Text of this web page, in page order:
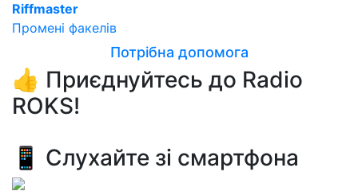
Riffmaster
Промені факелів
Потрібна допомога
👍 Приєднуйтесь до Radio
ROKS!
📱 Слухайте зі смартфона